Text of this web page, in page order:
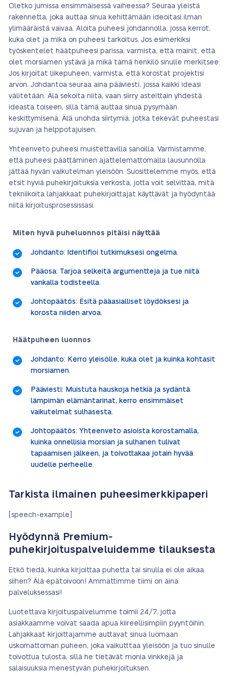
Oletko jumissa ensimmäisessä vaiheessa? Seuraa yleistä
rakennetta, joka auttaa sinua kehittämään ideoitasi ilman
ylimääräistä vaivaa. Aloita puheesi johdannolla, jossa kerrot,
kuka olet ja mikä on puheesi tarkoitus. Jos esimerkiksi
työskentelet häätpuheesi parissa, varmista, että mainit, että
olet morsiamen ystävä ja mikä tämä henkilö sinulle merkitsee.
Jos kirjoitat liikepuheen, varmista, että korostat projektisi
arvon. Johdantoa seuraa aina pääviesti, jossa kaikki ideasi
välitetään. Älä sekoita niitä, vaan siirry asteittain yhdestä
ideasta toiseen, sillä tämä auttaa sinua pysymään
keskittymisenä. Älä unohda siirtymiä, jotka tekevät puheestasi
sujuvan ja helppotajuisen.
Yhteenveto puheesi muistettavilla sanoilla. Varmistamme,
että puheesi päättäminen ajattelemattomalla lausunnolla
jättää hyvän vaikutelman yleisöön. Suosittelemme myös, että
etsit hyviä puhekirjoituksia verkosta, jotta voit selvittää, mitä
tekniikoita lahjakkaat puhekirjoittajat käyttävät ja hyödyntää
niitä kirjoitusprosessissasi.
Miten hyvä puheluonnos pitäisi näyttää
Johdanto: Identifioi tutkimuksesi ongelma.
Pääosa: Tarjoa selkeitä argumentteja ja tue niitä
vankalla todisteella.
Johtopäätös: Esitä pääasialliset löydöksesi ja
korosta niiden arvoa.
Häätpuheen luonnos
Johdanto: Kerro yleisölle, kuka olet ja kuinka kohtasit
morsiamen.
Pääviesti: Muistuta hauskoja hetkiä ja sydäntä
lämpimän elämäntarinat, kerro ensimmäiset
vaikutelmat sulhasesta.
Johtopäätös: Yhteenveto asioista korostamalla,
kuinka onnellisia morsian ja sulhanen tulivat
tapaamisen jälkeen, ja toivottakaa jotain hyvää
uudelle perheelle.
Tarkista ilmainen puheesimerkkipaperi
[speech-example]
Hyödynnä Premium-
puhekirjoituspalveluidemme tilauksesta
Etkö tiedä, kuinka kirjoittaa puhetta tai sinulla ei ole aikaa
siihen? Älä epätoivoon! Ammattimme tiimi on aina
palveluksessasi!
Luotettava kirjoituspalvelumme toimii 24/7, jotta
asiakkaamme voivat saada apua kiireellisimpiin pyyntöihin.
Lahjakkaat kirjoittajamme auttavat sinua luomaan
uskomattoman puheen, joka vaikutttaa yleisöön ja tuo sinulle
toivottua tulosta, sillä he tietävät monia vinkkejä ja
salaisuuksia menestyvän puhekirjoituksen.